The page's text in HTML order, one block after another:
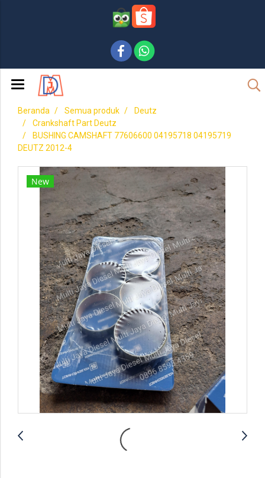
Beranda Semua produk
Deutz
Crankshaft Part Deutz
BUSHING CAMSHAFT 77606600 04195718 04195719
DEUTZ 2012-4
New